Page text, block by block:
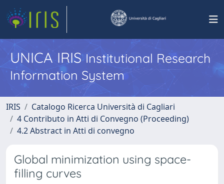
UNICA IRISInstitutional Research
Information System
IRIS
Catalogo Ricerca Università di Cagliari
4 Contributo in Atti di Convegno (Proceeding)
4.2 Abstract in Atti di convegno
Global minimization using space-
filling curves